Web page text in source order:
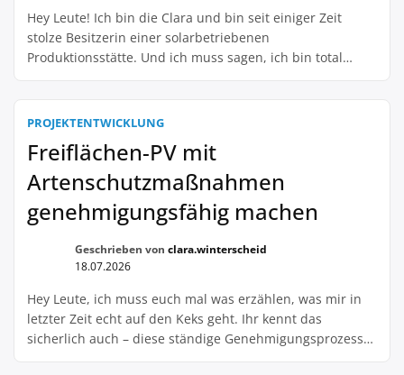
Hey Leute! Ich bin die Clara und bin seit einiger Zeit
stolze Besitzerin einer solarbetriebenen
Produktionsstätte. Und ich muss sagen, ich bin total
meinen Geldbeutel. Aber hey, ich weiß, dass nicht jeder
PROJEKTENTWICKLUNG
Freiflächen-PV mit
Artenschutzmaßnahmen
genehmigungsfähig machen
Geschrieben von clara.winterscheid
18.07.2026
Hey Leute, ich muss euch mal was erzählen, was mir in
letzter Zeit echt auf den Keks geht. Ihr kennt das
sicherlich auch – diese ständige Genehmigungsprozesse